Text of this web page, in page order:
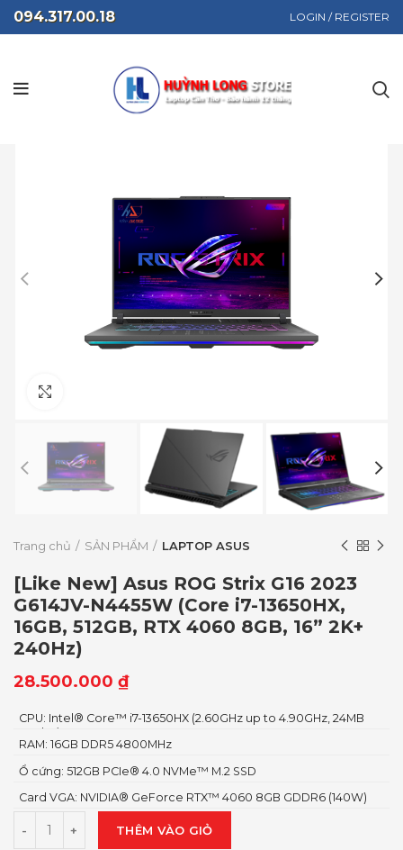
094.317.00.18 LOGIN / REGISTER
Trang chủ SẢN PHẨM LAPTOP ASUS
[Like New] Asus ROG Strix G16 2023
G614JV-N4455W (Core i7-13650HX,
16GB, 512GB, RTX 4060 8GB, 16” 2K+
240Hz)
28.500.000 ₫
CPU: Intel® Core™ i7-13650HX (2.60GHz up to 4.90GHz, 24MB
Cache)
RAM: 16GB DDR5 4800MHz
Ổ cứng: 512GB PCIe® 4.0 NVMe™ M.2 SSD
Card VGA: NVIDIA® GeForce RTX™ 4060 8GB GDDR6 (140W)
THÊM VÀO GIỎ